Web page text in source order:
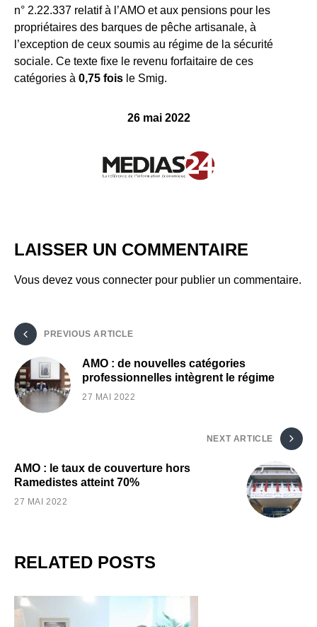
n° 2.22.337 relatif à l’AMO et aux pensions pour les
propriétaires des barques de pêche artisanale, à
l’exception de ceux soumis au régime de la sécurité
sociale. Ce texte fixe le revenu forfaitaire de ces
catégories à 0,75 fois le Smig.
26 mai 2022
LAISSER UN COMMENTAIRE
Vous devez vous connecter pour publier un commentaire.
PREVIOUS ARTICLE
AMO : de nouvelles catégories
professionnelles intègrent le régime
27 MAI 2022
NEXT ARTICLE
AMO : le taux de couverture hors
Ramedistes atteint 70%
27 MAI 2022
RELATED POSTS